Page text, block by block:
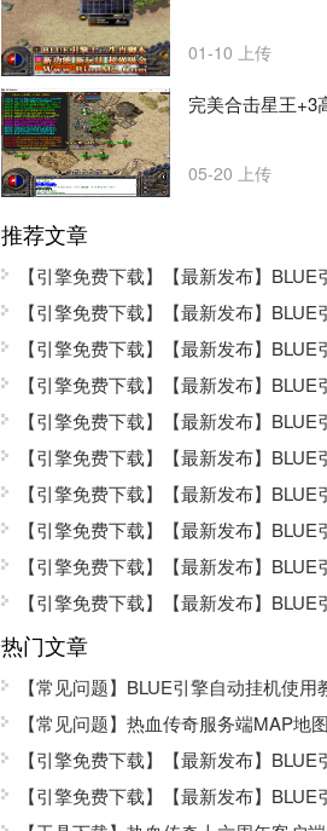
01-10 上传
完美合击星王+3
05-20 上传
推荐文章
【引擎免费下载】 【最新发布】BLUE引擎
热门文章
【常见问题】BLUE引擎自动挂机使用
【常见问题】热血传奇服务端MAP地
【引擎免费下载】 【最新发布】BLUE引擎